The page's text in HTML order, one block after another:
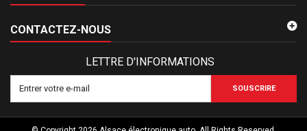
CONTACTEZ-NOUS
LETTRE D'INFORMATIONS
SOUSCRIRE